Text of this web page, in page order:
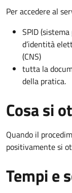
Per accedere al
SPID
d’identità
(CNS)
tutta la
della pratica.
Cosa si
Quando il
positivamente si
Tempi e